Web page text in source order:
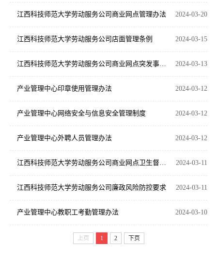
2024-03-20
江西科技师范大学劳动服务公司商业网点管理办法
2024-03-15
江西科技师范大学劳动服务公司店面管理条例
2024-03-13
江西科技师范大学劳动服务公司商业网点突发事件处置预案
2024-03-12
产业管理中心印章使用管理办法
2024-03-12
产业管理中心网络安全与信息安全管理制度
2024-03-12
产业管理中心外聘人员管理办法
2024-03-11
江西科技师范大学劳动服务公司商业网点卫生督查办法
2024-03-11
江西科技师范大学劳动服务公司廉政风险防控要求
2024-03-10
产业管理中心教职工考勤管理办法
上页 1 2 下页